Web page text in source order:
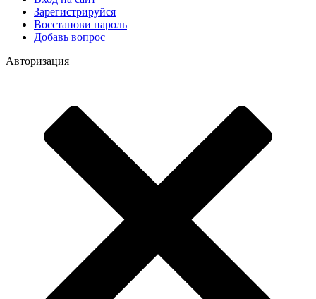
Зарегистрируйся
Восстанови пароль
Добавь вопрос
Авторизация